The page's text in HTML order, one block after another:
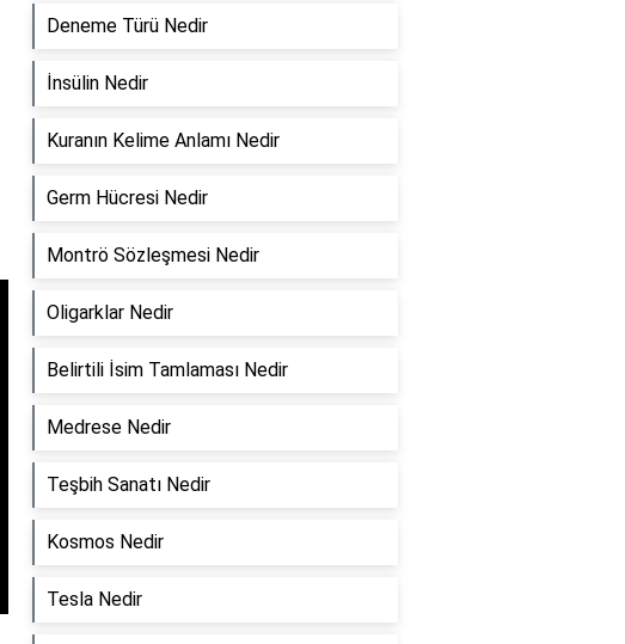
Deneme Türü Nedir
İnsülin Nedir
Kuranın Kelime Anlamı Nedir
Germ Hücresi Nedir
Montrö Sözleşmesi Nedir
Oligarklar Nedir
Belirtili İsim Tamlaması Nedir
Medrese Nedir
Teşbih Sanatı Nedir
Kosmos Nedir
Tesla Nedir